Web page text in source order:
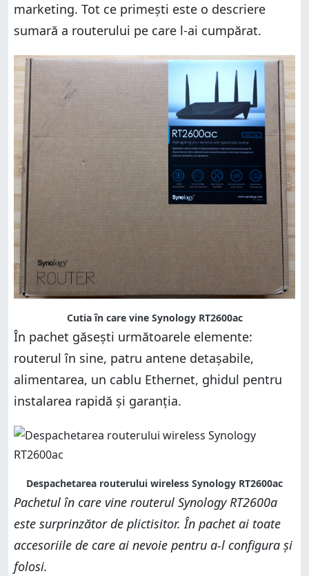
marketing. Tot ce primești este o descriere
sumară a routerului pe care l-ai cumpărat.
Cutia în care vine Synology RT2600ac
În pachet găsești următoarele elemente:
routerul în sine, patru antene detașabile,
alimentarea, un cablu Ethernet, ghidul pentru
instalarea rapidă și garanția.
Despachetarea routerului wireless Synology RT2600ac
Pachetul în care vine routerul Synology RT2600a
este surprinzător de plictisitor. În pachet ai toate
accesoriile de care ai nevoie pentru a-l configura și
folosi.